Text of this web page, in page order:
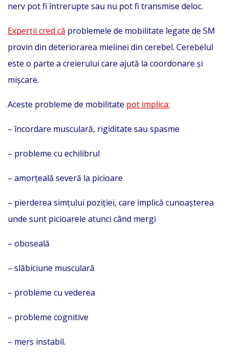
nerv pot fi întrerupte sau nu pot fi transmise deloc.
Experții cred că problemele de mobilitate legate de SM
provin din deteriorarea mielinei din cerebel. Cerebelul
este o parte a creierului care ajută la coordonare și
mișcare.
Aceste probleme de mobilitate pot implica:
– încordare musculară, rigiditate sau spasme
– probleme cu echilibrul
– amorțeală severă la picioare
– pierderea simțului poziției, care implică cunoașterea
unde sunt picioarele atunci când mergi
– oboseală
– slăbiciune musculară
– probleme cu vederea
– probleme cognitive
– mers instabil.